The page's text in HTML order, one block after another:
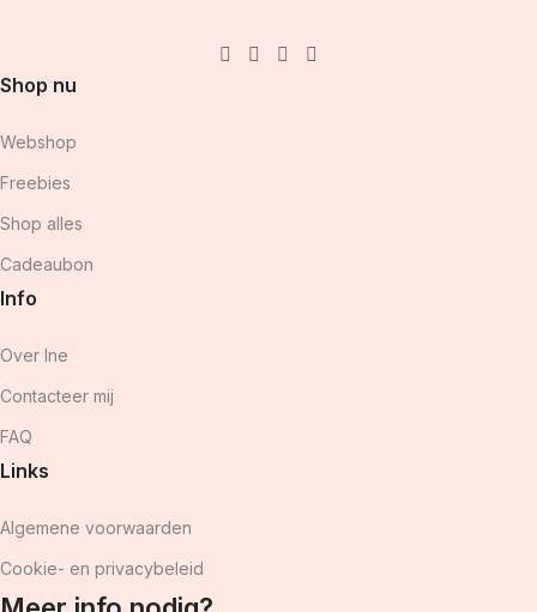
Shop nu
Webshop
Freebies
Shop alles
Cadeaubon
Info
Over Ine
Contacteer mij
FAQ
Links
Algemene voorwaarden
Cookie- en privacybeleid